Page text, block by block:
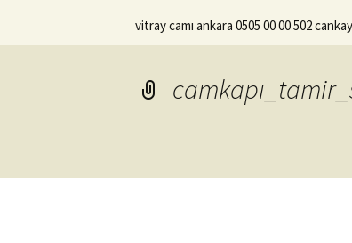
vitray camı ankara 0505 00 00 502